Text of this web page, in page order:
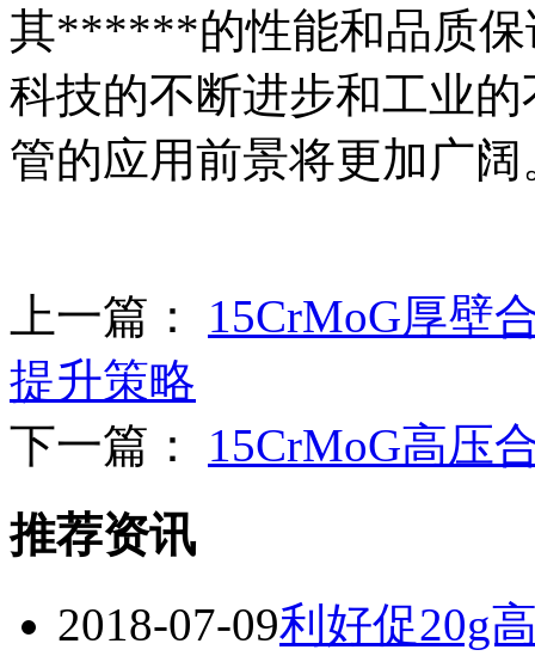
其******的性能和品质保
科技的不断进步和工业
管的应用前景将更加广阔
上一篇： 15CrMoG厚壁
提升策略
下一篇： 15CrMoG高压
推荐资讯
2018-07-09利好促20g